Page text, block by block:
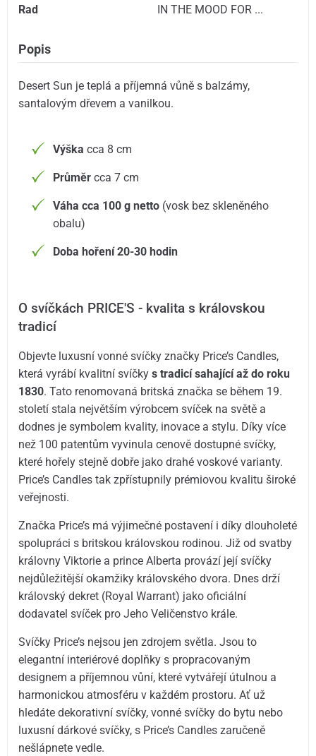
Rad
IN THE MOOD FOR ...
Popis
Desert Sun je teplá a příjemná vůně s balzámy,
santalovým dřevem a vanilkou.
Výška cca 8 cm
Průměr cca 7 cm
Váha cca 100 g netto (vosk bez skleněného
obalu)
Doba hoření 20-30 hodin
O svíčkách PRICE'S - kvalita s královskou
tradicí
Objevte luxusní vonné svíčky značky Price’s Candles,
která vyrábí kvalitní svíčkys tradicí sahající až do roku
1830. Tato renomovaná britská značka se během 19.
století stala největším výrobcem svíček na světě a
dodnes je symbolem kvality, inovace a stylu. Díky více
než 100 patentům vyvinula cenově dostupné svíčky,
které hořely stejně dobře jako drahé voskové varianty.
Price’s Candles tak zpřístupnily prémiovou kvalitu široké
veřejnosti.
Značka Price’s má výjimečné postavení i díky dlouholeté
spolupráci s britskou královskou rodinou. Již od svatby
královny Viktorie a prince Alberta provází její svíčky
nejdůležitější okamžiky královského dvora. Dnes drží
královský dekret (Royal Warrant) jako oficiální
dodavatel svíček pro Jeho Veličenstvo krále.
Svíčky Price’s nejsou jen zdrojem světla. Jsou to
elegantní interiérové doplňky s propracovaným
designem a příjemnou vůní, které vytvářejí útulnou a
harmonickou atmosféru v každém prostoru. Ať už
hledáte dekorativní svíčky, vonné svíčky do bytu nebo
luxusní dárkové svíčky, s Price’s Candles zaručeně
nešlápnete vedle.